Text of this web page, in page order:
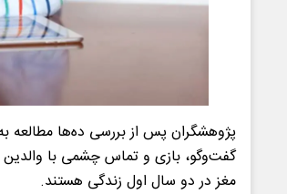
پژوهشگران پس از بررسی ده‌ها مطالعه
گفت‌وگو، بازی و تماس چشمی با
مغز در دو سال اول زندگی هستند.